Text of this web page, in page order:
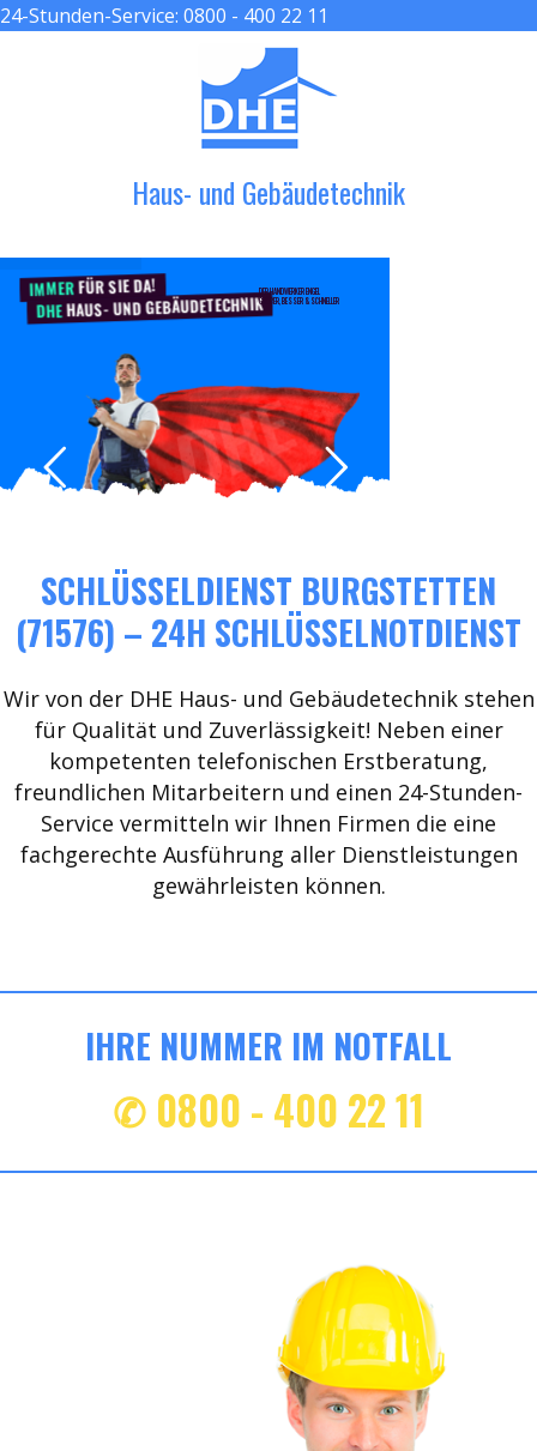
24-Stunden-Service: 0800 - 400 22 11
Haus- und Gebäudetechnik
IMMERFÜR SIE DA!
DHEHAUS- UND GEBÄUDETECHNIK
DER HANDWERKER ENGEL
GRÖßER, BESSER & SCHNELLER
SCHLÜSSELDIENST BURGSTETTEN
(71576) – 24H SCHLÜSSELNOTDIENST
Wir von der DHE Haus- und Gebäudetechnik stehen
für Qualität und Zuverlässigkeit! Neben einer
kompetenten telefonischen Erstberatung,
freundlichen Mitarbeitern und einen 24-Stunden-
Service vermitteln wir Ihnen Firmen die eine
fachgerechte Ausführung aller Dienstleistungen
gewährleisten können.
IHRE NUMMER IM NOTFALL
✆ 0800 - 400 22 11